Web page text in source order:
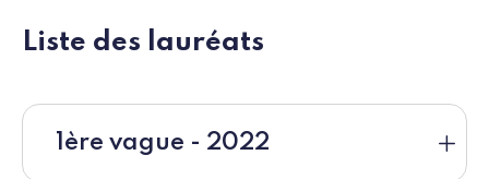
Liste des lauréats
1ère vague - 2022